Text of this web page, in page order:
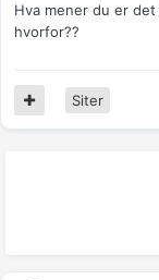
Hva mener du er
hvorfor??
Siter